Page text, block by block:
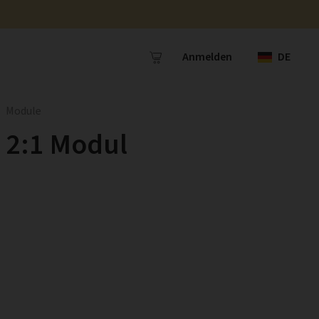
Anmelden DE
2:1 Modul